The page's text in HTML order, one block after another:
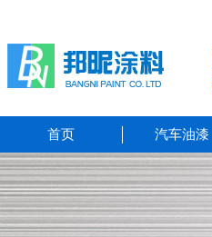
首页 汽车油漆